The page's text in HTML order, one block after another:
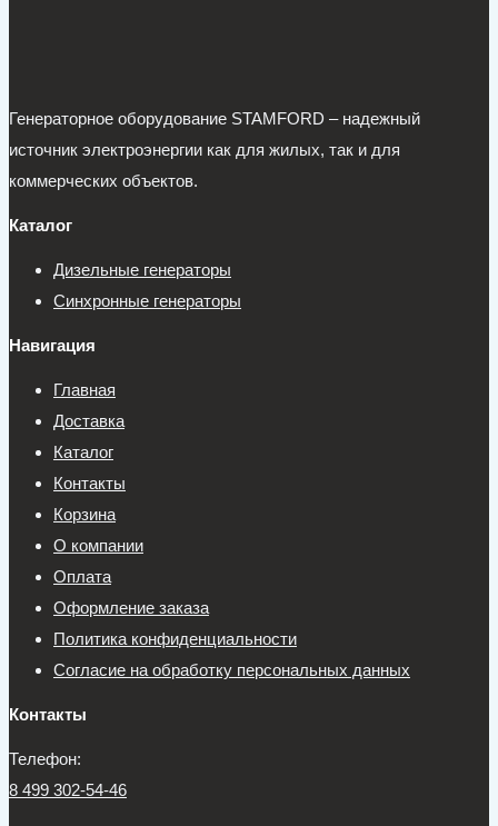
Генераторное оборудование STAMFORD – надежный
источник электроэнергии как для жилых, так и для
коммерческих объектов.
Каталог
Дизельные генераторы
Синхронные генераторы
Навигация
Главная
Доставка
Каталог
Контакты
Корзина
О компании
Оплата
Оформление заказа
Политика конфиденциальности
Согласие на обработку персональных данных
Контакты
Телефон:
8 499 302-54-46